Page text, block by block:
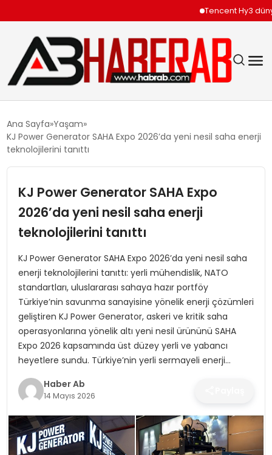
Tencent Hy3 dünya
EKONOMI
TEKNOLOJI
SAĞLIK
MAGAZIN
YAŞAM
Ana Sayfa Yaşam
KJ Power Generator SAHA Expo 2026’da yeni nesil saha enerji
teknolojilerini tanıttı
KJ Power Generator SAHA Expo
2026’da yeni nesil saha enerji
teknolojilerini tanıttı
KJ Power Generator SAHA Expo 2026’da yeni nesil saha
enerji teknolojilerini tanıttı: yerli mühendislik, NATO
standartları, uluslararası sahaya hazır portföy
Türkiye’nin savunma sanayisine yönelik enerji çözümleri
geliştiren KJ Power Generator, askeri ve kritik saha
operasyonlarına yönelik altı yeni nesil ürününü SAHA
Expo 2026 kapsamında üst düzey yerli ve yabancı
heyetlere sundu. Türkiye’nin yerli sermayeli enerji…
Haber Ab
14 Mayıs 2026